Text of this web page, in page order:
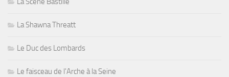
La Shawna Threatt
Le Duc des Lombards
Le faisceau de l'Arche à la Seine